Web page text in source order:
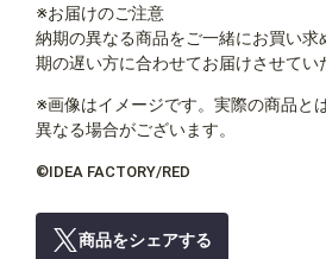
※お届けのご注意
納期の異なる商品をご一緒にお買い求
期の遅い方に合わせてお届けさせてい
※画像はイメージです。実際の商品と
異なる場合がございます。
©IDEA FACTORY/RED
商品をシェアする